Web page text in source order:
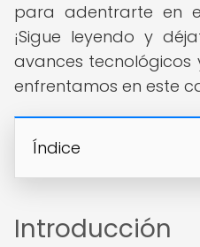
para adentrarte en
¡Sigue leyendo y
avances tecnológicos
enfrentamos en este
Índice
Introducción